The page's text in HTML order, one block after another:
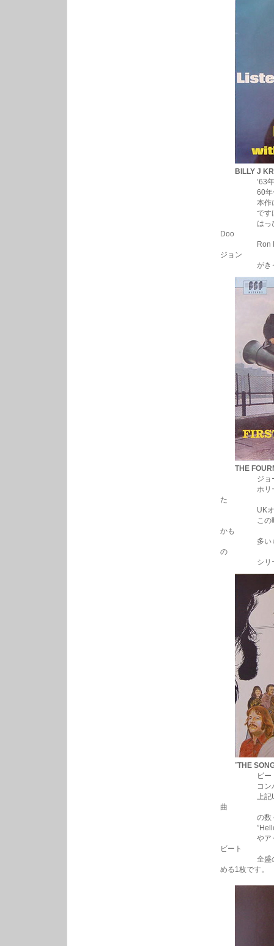
BILLY J
’63年リリ
60年代のUK
本作にもレ
ですけど、
はっぴいえ
Doo
Ron Ron”の
ジョン
がきっかけ
THE
ジョージ・
ホリーズか
た
UKオリジナ
この時代の
かも
多いものが
の
シリー
”THE
ビートルズ
コンパイ
上記UKオリ
曲
の数々”Bad
”Hello Little
やアップル
ビート
全盛の’63年
める1枚です。